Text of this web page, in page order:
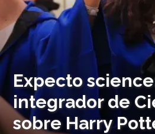
Expecto
integrador de
sobre Harry